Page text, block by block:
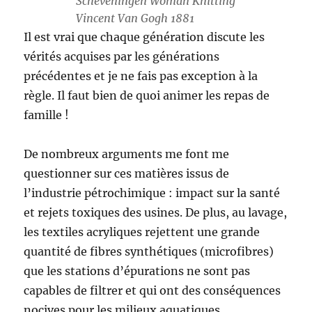
Vincent Van Gogh 1881
Il est vrai que chaque génération discute les
vérités acquises par les générations
précédentes et je ne fais pas exception à la
règle. Il faut bien de quoi animer les repas de
famille !
De nombreux arguments me font me
questionner sur ces matières issus de
l’industrie pétrochimique : impact sur la santé
et rejets toxiques des usines. De plus, au lavage,
les textiles acryliques rejettent une grande
quantité de fibres synthétiques (microfibres)
que les stations d’épurations ne sont pas
capables de filtrer et qui ont des conséquences